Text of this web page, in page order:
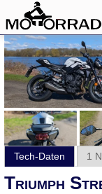
Tech-Daten 1
Triumph